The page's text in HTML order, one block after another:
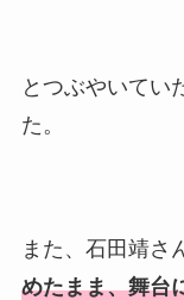
とつぶやいてい
た。
また、石田靖さ
めたまま、舞台